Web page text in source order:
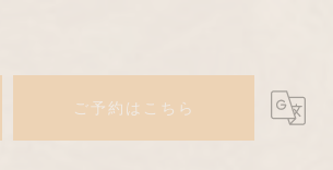
ご予約はこちら